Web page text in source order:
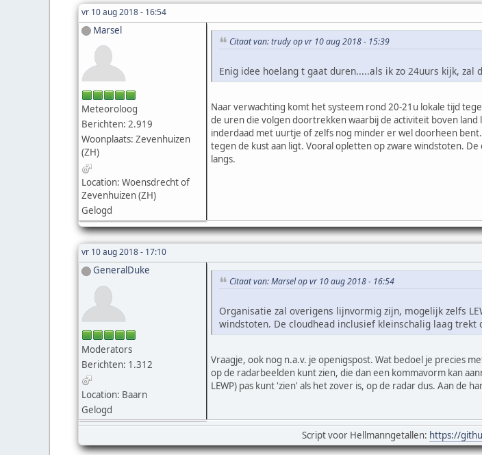
vr 10 aug 2018 - 16:54
Marsel
Meteoroloog
Berichten: 2.919
Woonplaats: Zevenhuizen
(ZH)
Location: Woensdrecht of
Zevenhuizen (ZH)
Gelogd
Citaat van: trudy op vr 10 aug 2018 - 15:39
Enig idee hoelang t gaat duren.....als ik zo 24uurs kijk,
Naar verwachting komt het systeem rond 20-21u lokale tijd
de uren die volgen doortrekken waarbij de activiteit boven
inderdaad met uurtje of zelfs nog minder er wel doorheen
tegen de kust aan ligt. Vooral opletten op zware windstoten.
langs.
vr 10 aug 2018 - 17:10
GeneralDuke
Moderators
Berichten: 1.312
Location: Baarn
Gelogd
Citaat van: Marsel op vr 10 aug 2018 - 16:54
Organisatie zal overigens lijnvormig zijn, mogelijk zelfs
windstoten. De cloudhead inclusief kleinschalig laag trekt
Vraagje, ook nog n.a.v. je openigspost. Wat bedoel je precies
op de radarbeelden kunt zien, die dan een kommavorm kan
LEWP) pas kunt 'zien' als het zover is, op de radar dus. Aan de
Script voor Hellmanngetallen: https://